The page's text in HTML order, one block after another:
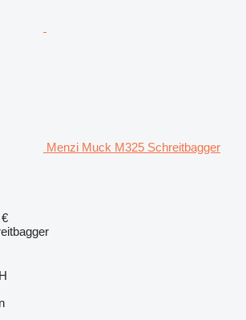
Menzi Muck M325 Schreitbagger